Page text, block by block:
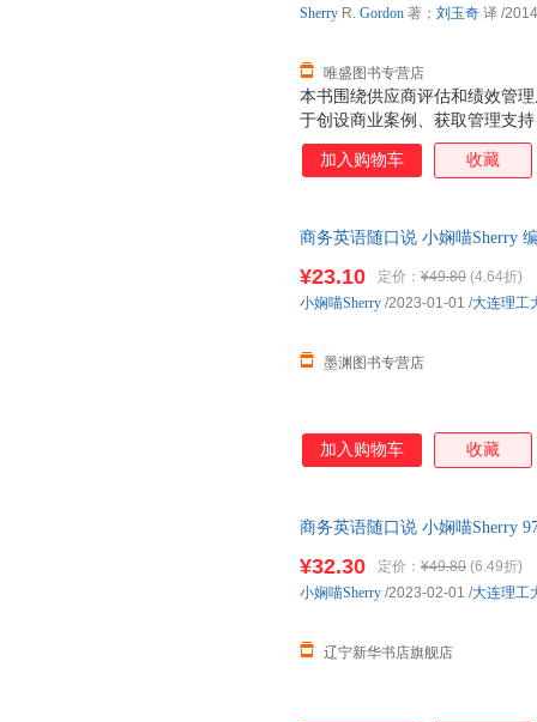
本书围绕供应商评估和绩效管
于创设商业案例、获取管理支
估、绩效管理流程联系起来；
发和实施评估流程；概述了建
应商评估和绩效管理流程，如
唯盛图书专营店
Sherry R. Gordon 著； 刘玉奇 译 /
加入购物车 收藏
商务英语随口说 小娴喵Sherry
¥23.10 定价： ¥49.80 (4.64折)
墨渊图书专营店
小娴喵Sherry /2023-01-01 /大连理工
加入购物车 收藏
商务英语随口说 小娴喵Sherry
¥32.30 定价： ¥49.80 (6.49折)
辽宁新华书店旗舰店
小娴喵Sherry /2023-02-01 /大连理工